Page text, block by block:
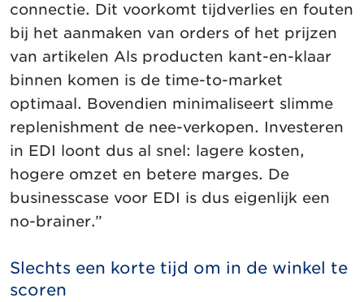
connectie. Dit voorkomt tijdverlies en fouten
bij het aanmaken van orders of het prijzen
van artikelen Als producten kant-en-klaar
binnen komen is de time-to-market
optimaal. Bovendien minimaliseert slimme
replenishment de nee-verkopen. Investeren
in EDI loont dus al snel: lagere kosten,
hogere omzet en betere marges. De
businesscase voor EDI is dus eigenlijk een
no-brainer.”
Slechts een korte tijd om in de winkel te
scoren